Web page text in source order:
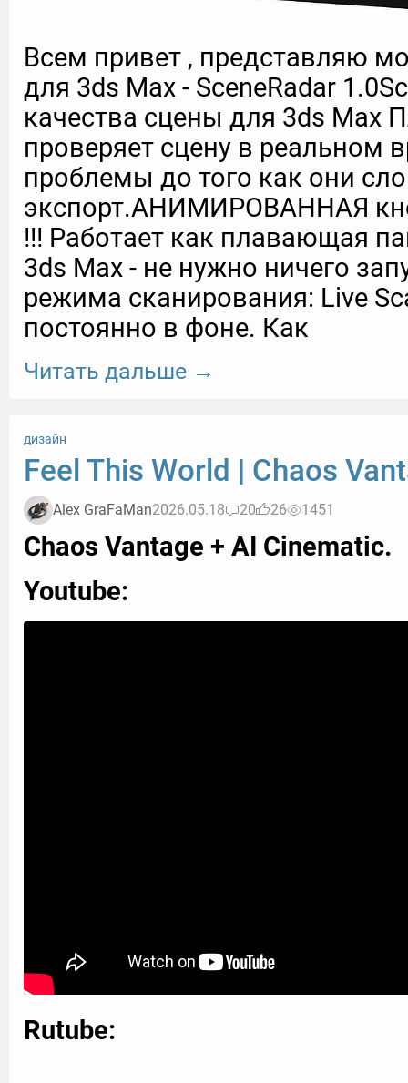
Всем привет , представляю
для 3ds Max - SceneRadar
качества сцены для 3ds Max
проверяет сцену в реальном
проблемы до того как они
экспорт.АНИМИРОВАННАЯ
!!! Работает как плавающая
3ds Max - не нужно ничего
режима сканирования: Live
постоянно в фоне. Как
Читать дальше →
дизайн
Feel This World | Chaos
Alex GraFaMan2026.05.18 20 26 1451
Chaos Vantage + AI Cinematic.
Youtube:
Rutube: